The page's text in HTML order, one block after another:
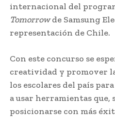
internacional del
Tomorrowde Samsung
representación de Chile.
Con este concurso se
creatividad y promover
los escolares del país
a usar herramientas que,
posicionarse con más